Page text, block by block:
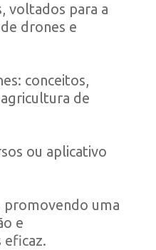
voltados para a
drones e
conceitos,
de
ou aplicativo
promovendo uma
e
eficaz.